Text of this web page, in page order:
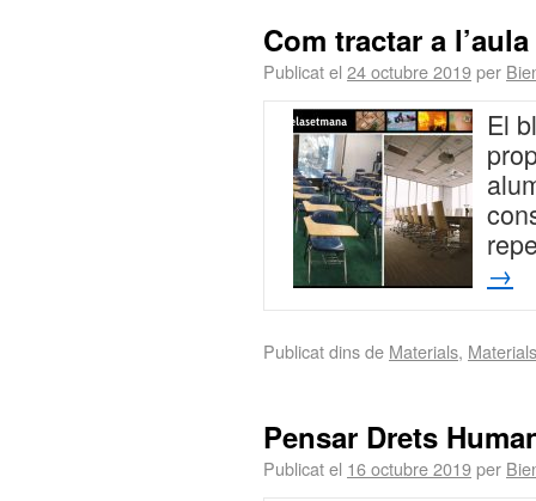
Com tractar a
Publicat el 24 octubre 2019per
El
→
Publicat dins de Materials, Materials
Pensar Drets
Publicat el 16 octubre 2019per